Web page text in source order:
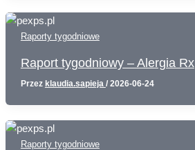
Raporty tygodniowe
Raport tygodniowy – Alergia Rx
Przez klaudia.sapieja / 2026-06-24
Raporty tygodniowe